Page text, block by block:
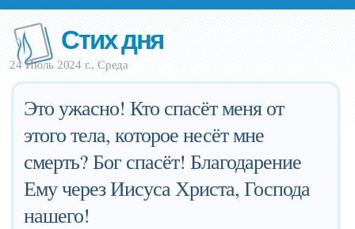
Стих дня
24 Июль 2024 г., Среда
Это ужасно! Кто спасёт меня от
этого тела, которое несёт мне
смерть? Бог спасёт! Благодарение
Ему через Иисуса Христа, Господа
нашего!